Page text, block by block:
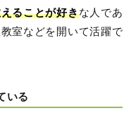
ることが好きな人であ
室などを開いて活躍で
いる